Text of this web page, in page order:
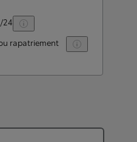
24
rapatriement